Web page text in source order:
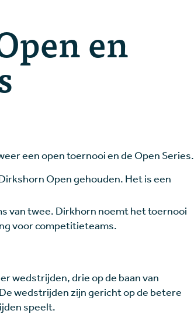
en
een open toernooi en de Open Series.
Open gehouden. Het is een
van twee. Dirkhorn noemt het toernooi
voor competitieteams.
wedstrijden, drie op de baan van
wedstrijden zijn gericht op de betere
speelt.